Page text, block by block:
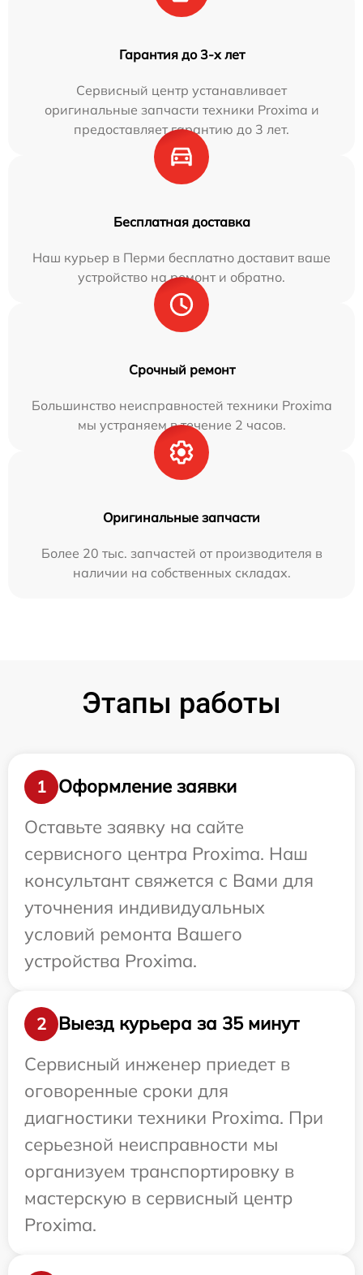
Гарантия до 3-х лет
Сервисный центр устанавливает
оригинальные запчасти техники Proxima и
предоставляет гарантию до 3 лет.
Бесплатная доставка
Наш курьер в Перми бесплатно доставит ваше
устройство на ремонт и обратно.
Срочный ремонт
Большинство неисправностей техники Proxima
мы устраняем в течение 2 часов.
Оригинальные запчасти
Более 20 тыс. запчастей от производителя в
наличии на собственных складах.
Этапы работы
1
Оформление заявки
Оставьте заявку на сайте
сервисного центра Proxima. Наш
консультант свяжется с Вами для
уточнения индивидуальных
условий ремонта Вашего
устройства Proxima.
2
Выезд курьера за 35 минут
Сервисный инженер приедет в
оговоренные сроки для
диагностики техники Proxima. При
серьезной неисправности мы
организуем транспортировку в
мастерскую в сервисный центр
Proxima.